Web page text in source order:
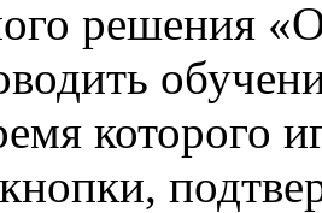
решения
которого